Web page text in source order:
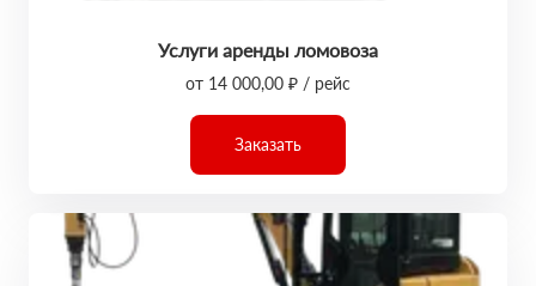
Услуги аренды ломовоза
от 14 000,00 ₽ / рейс
Заказать